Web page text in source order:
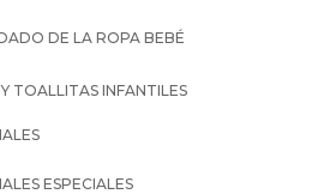
DE LA ROPA BEBÉ
TOALLITAS INFANTILES
ESPECIALES